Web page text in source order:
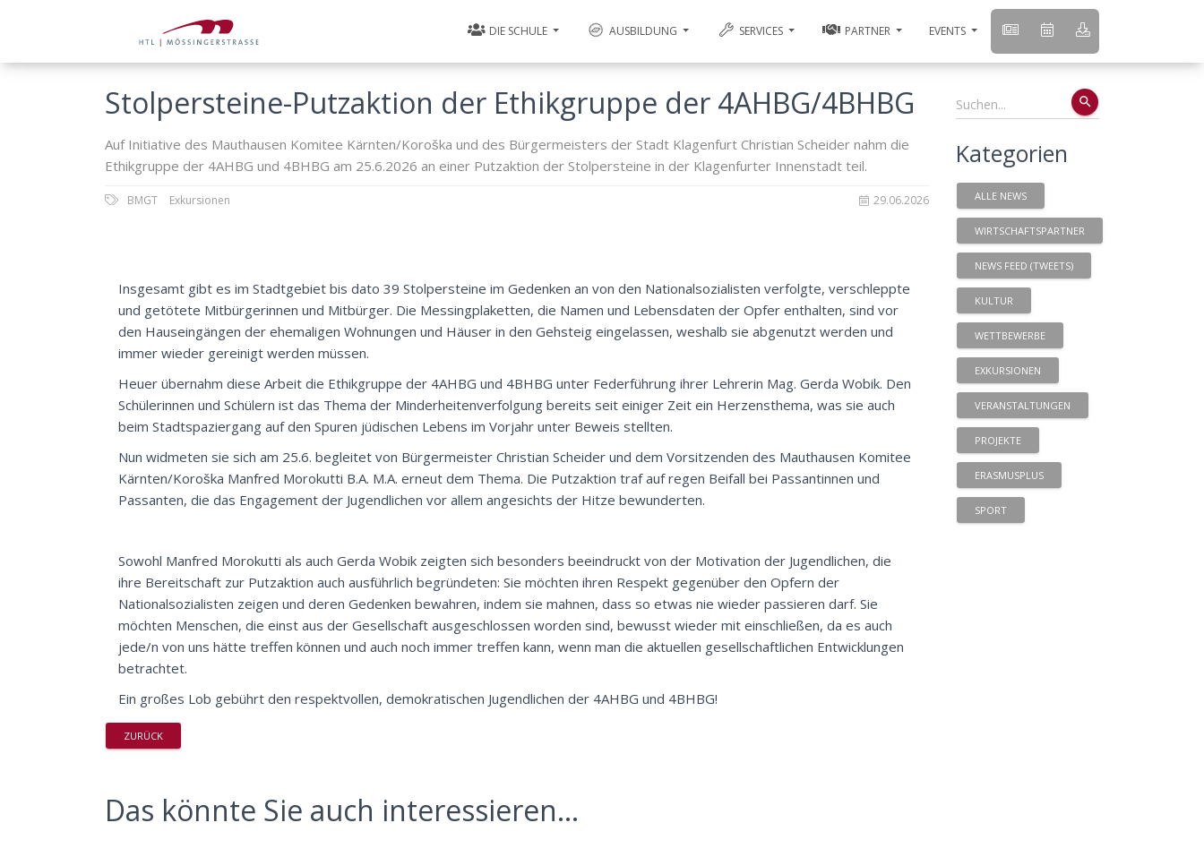
DIE SCHULE AUSBILDUNG SERVICES PARTNER EVENTS
Stolpersteine-Putzaktion der Ethikgruppe der 4AHBG/4BHBG
Auf Initiative des Mauthausen Komitee Kärnten/Koroška und des Bürgermeisters der Stadt Klagenfurt Christian Scheider nahm die
Ethikgruppe der 4AHBG und 4BHBG am 25.6.2026 an einer Putzaktion der Stolpersteine in der Klagenfurter Innenstadt teil.
29.06.2026
BMGT Exkursionen
Insgesamt gibt es im Stadtgebiet bis dato 39 Stolpersteine im Gedenken an von den Nationalsozialisten verfolgte, verschleppte
und getötete Mitbürgerinnen und Mitbürger. Die Messingplaketten, die Namen und Lebensdaten der Opfer enthalten, sind vor
den Hauseingängen der ehemaligen Wohnungen und Häuser in den Gehsteig eingelassen, weshalb sie abgenutzt werden und
immer wieder gereinigt werden müssen.
Heuer übernahm diese Arbeit die Ethikgruppe der 4AHBG und 4BHBG unter Federführung ihrer Lehrerin Mag. Gerda Wobik. Den
Schülerinnen und Schülern ist das Thema der Minderheitenverfolgung bereits seit einiger Zeit ein Herzensthema, was sie auch
beim Stadtspaziergang auf den Spuren jüdischen Lebens im Vorjahr unter Beweis stellten.
Nun widmeten sie sich am 25.6. begleitet von Bürgermeister Christian Scheider und dem Vorsitzenden des Mauthausen Komitee
Kärnten/Koroška Manfred Morokutti B.A. M.A. erneut dem Thema. Die Putzaktion traf auf regen Beifall bei Passantinnen und
Passanten, die das Engagement der Jugendlichen vor allem angesichts der Hitze bewunderten.
Sowohl Manfred Morokutti als auch Gerda Wobik zeigten sich besonders beeindruckt von der Motivation der Jugendlichen, die
ihre Bereitschaft zur Putzaktion auch ausführlich begründeten: Sie möchten ihren Respekt gegenüber den Opfern der
Nationalsozialisten zeigen und deren Gedenken bewahren, indem sie mahnen, dass so etwas nie wieder passieren darf. Sie
möchten Menschen, die einst aus der Gesellschaft ausgeschlossen worden sind, bewusst wieder mit einschließen, da es auch
jede/n von uns hätte treffen können und auch noch immer treffen kann, wenn man die aktuellen gesellschaftlichen Entwicklungen
betrachtet.
Ein großes Lob gebührt den respektvollen, demokratischen Jugendlichen der 4AHBG und 4BHBG!
ZURÜCK
Das könnte Sie auch interessieren...
search
Kategorien
ALLE NEWS
WIRTSCHAFTSPARTNER
NEWS FEED (TWEETS)
KULTUR
WETTBEWERBE
EXKURSIONEN
VERANSTALTUNGEN
PROJEKTE
ERASMUSPLUS
SPORT